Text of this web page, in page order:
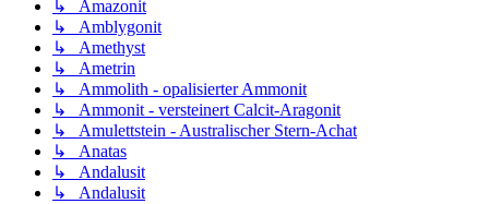
↳ Amazonit
↳ Amblygonit
↳ Amethyst
↳ Ametrin
↳ Ammolith - opalisierter Ammonit
↳ Ammonit - versteinert Calcit-Aragonit
↳ Amulettstein - Australischer Stern-Achat
↳ Anatas
↳ Andalusit
↳ Andalusit